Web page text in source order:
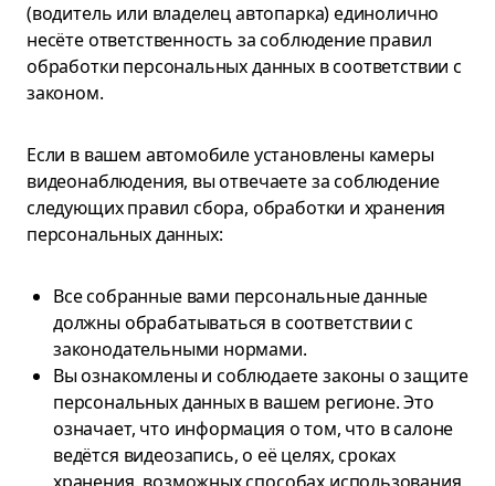
(водитель или владелец автопарка) единолично
несёте ответственность за соблюдение правил
обработки персональных данных в соответствии с
законом.
Если в вашем автомобиле установлены камеры
видеонаблюдения, вы отвечаете за соблюдение
следующих правил сбора, обработки и хранения
персональных данных:
Все собранные вами персональные данные
должны обрабатываться в соответствии с
законодательными нормами.
Вы ознакомлены и соблюдаете законы о защите
персональных данных в вашем регионе. Это
означает, что информация о том, что в салоне
ведётся видеозапись, о её целях, сроках